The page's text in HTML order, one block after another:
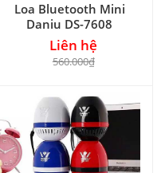
Loa Bluetooth Mini
Daniu DS-7608
Liên hệ
560.000₫